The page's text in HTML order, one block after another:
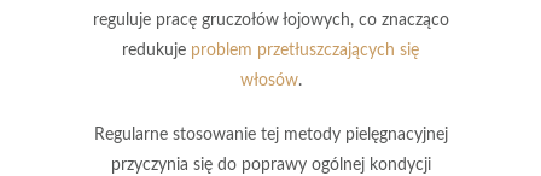
reguluje pracę gruczołów łojowych, co znacząco
redukuje problem przetłuszczających się
włosów.
Regularne stosowanietej metody pielęgnacyjnej
przyczynia się do poprawy ogólnej kondycji